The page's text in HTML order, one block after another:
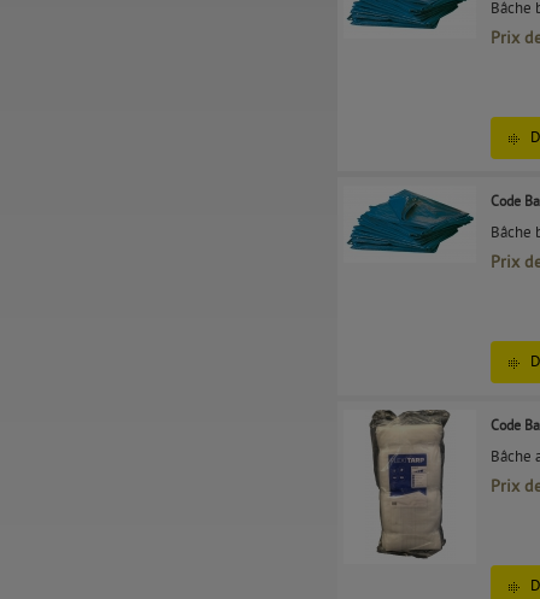
Bâche
Prix
Code
Bâche
Prix
Code
Bâche
Prix